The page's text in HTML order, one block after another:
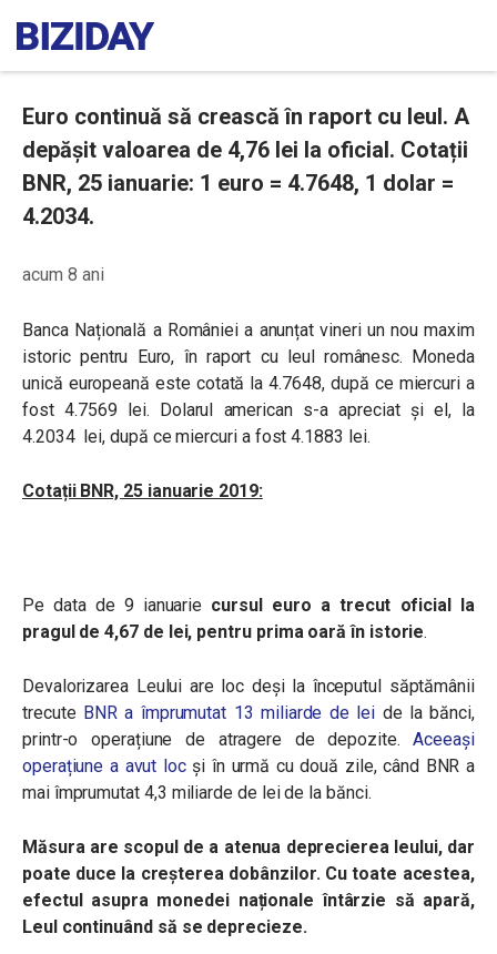
Euro continuă să crească în raport cu leul. A
depășit valoarea de 4,76 lei la oficial. Cotații
BNR, 25 ianuarie: 1 euro = 4.7648, 1 dolar =
4.2034.
acum 8 ani
Banca Națională a României a anunțat vineri un nou maxim
istoric pentru Euro, în raport cu leul românesc. Moneda
unică europeană este cotată la 4.7648, după ce miercuri a
fost 4.7569 lei. Dolarul american s-a apreciat și el, la
4.2034 lei, după ce miercuri a fost4.1883 lei.
Cotații BNR, 25 ianuarie 2019:
Pe data de 9 ianuarie cursul euro a trecut oficial la
pragul de 4,67 de lei, pentru prima oară în istorie.
Devalorizarea Leului are loc deși la începutul săptămânii
trecute BNR a împrumutat 13 miliarde de lei de la bănci,
printr-o operațiune de atragere de depozite.
Aceeași
operațiune a avut loc și în urmă cu două zile, când BNR a
mai împrumutat 4,3 miliarde de lei de la bănci.
Măsura are scopul de a atenua deprecierea leului, dar
poate duce la creșterea dobânzilor. Cu toate acestea,
efectul asupra monedei naționale întârzie să apară,
Leul continuând să se deprecieze.